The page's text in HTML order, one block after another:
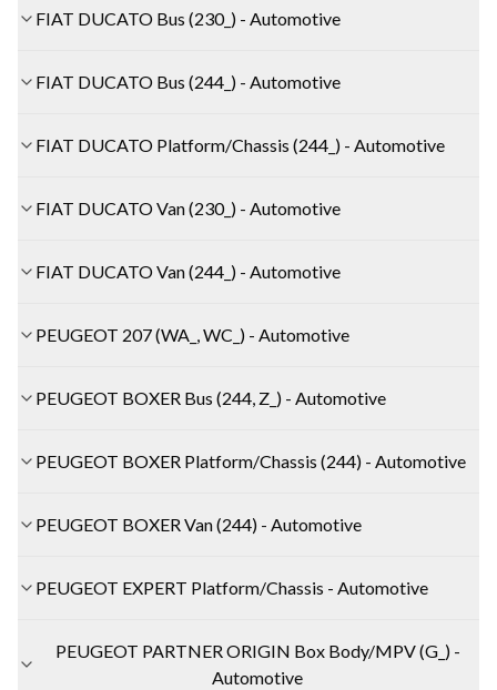
FIAT DUCATO Bus (230_) - Automotive
FIAT DUCATO Bus (244_) - Automotive
FIAT DUCATO Platform/Chassis (244_) - Automotive
FIAT DUCATO Van (230_) - Automotive
FIAT DUCATO Van (244_) - Automotive
PEUGEOT 207 (WA_, WC_) - Automotive
PEUGEOT BOXER Bus (244, Z_) - Automotive
PEUGEOT BOXER Platform/Chassis (244) - Automotive
PEUGEOT BOXER Van (244) - Automotive
PEUGEOT EXPERT Platform/Chassis - Automotive
PEUGEOT PARTNER ORIGIN Box Body/MPV (G_) -
Automotive